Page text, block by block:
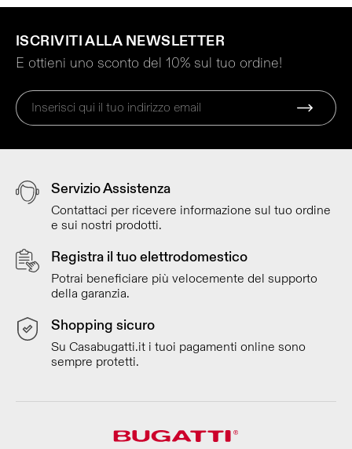
ISCRIVITI ALLA NEWSLETTER
E ottieni uno sconto del 10% sul tuo ordine!
Servizio Assistenza
Contattaci per ricevere informazione sul tuo ordine
e sui nostri prodotti.
Registra il tuo elettrodomestico
Potrai beneficiare più velocemente del supporto
della garanzia.
Shopping sicuro
Su Casabugatti.it i tuoi pagamenti online sono
sempre protetti.